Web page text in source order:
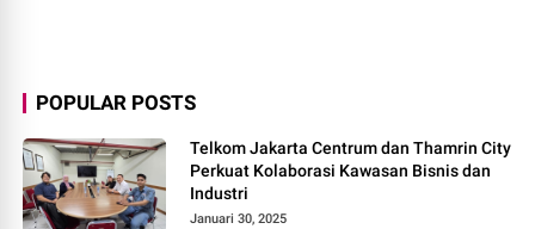
POPULAR POSTS
Telkom Jakarta Centrum dan Thamrin City
Perkuat Kolaborasi Kawasan Bisnis dan
Industri
Januari 30, 2025